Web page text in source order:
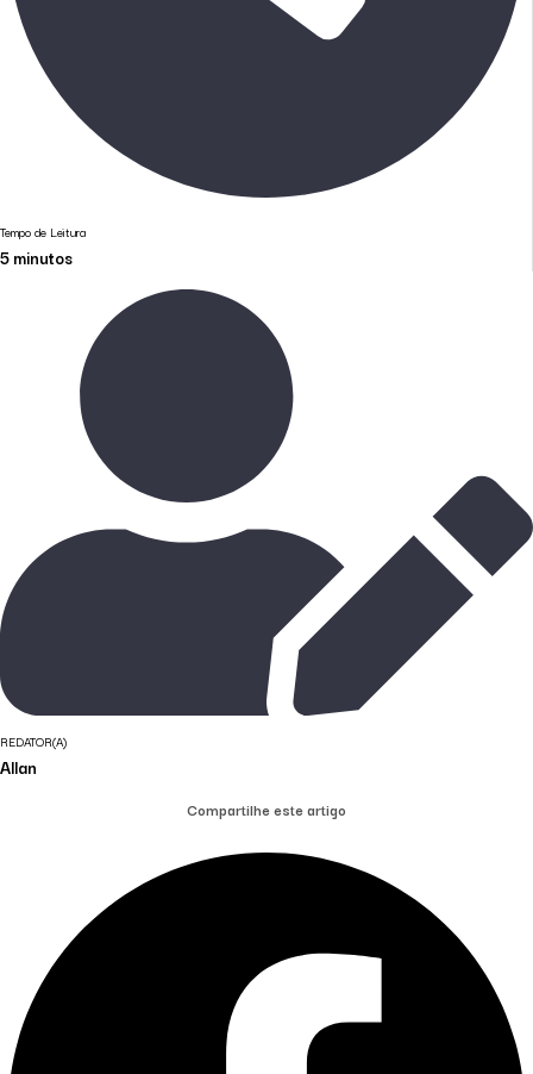
Tempo de Leitura
5minutos
REDATOR(A)
Allan
Compartilhe este artigo